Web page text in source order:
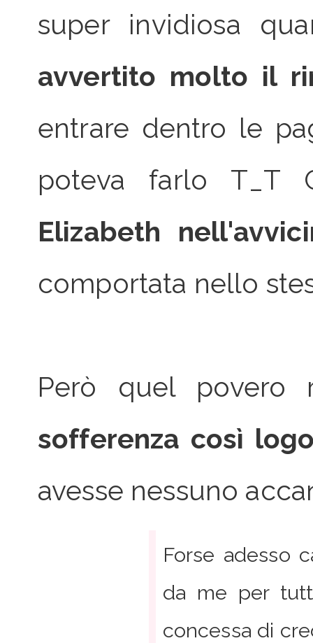
super invidiosa
avvertito molto il
entrare dentro le
poteva farlo T_T
Elizabeth
comportata nello
Però quel povero
sofferenza così
avesse nessuno
Forse adesso
da me per
concessa di